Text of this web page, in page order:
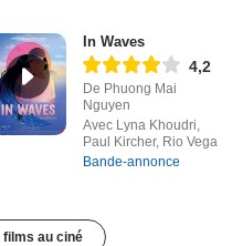
In Waves
4,2
De Phuong Mai
Nguyen
Avec Lyna Khoudri,
Paul Kircher, Rio Vega
Bande-annonce
films au ciné